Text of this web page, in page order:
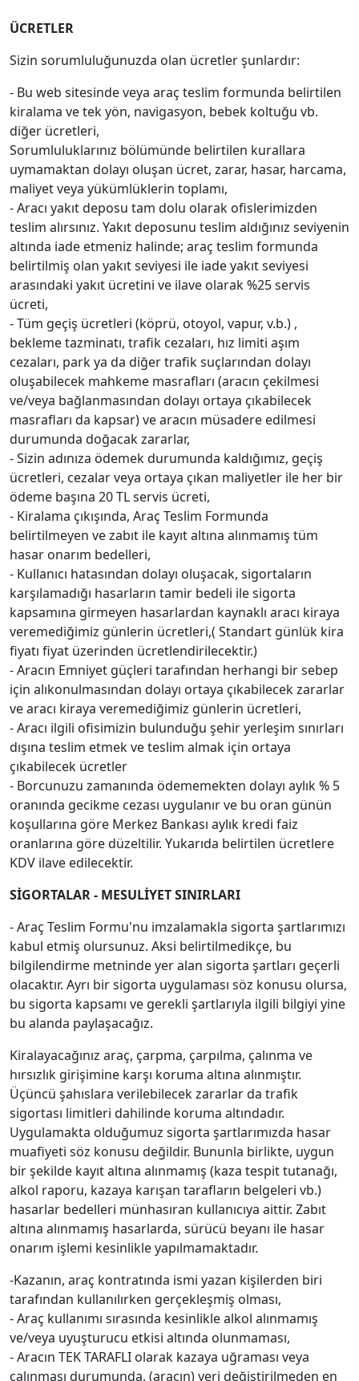
ÜCRETLER
Sizin sorumluluğunuzda olan ücretler şunlardır:
- Bu web sitesinde veya araç teslim formunda belirtilen
kiralama ve tek yön, navigasyon, bebek koltuğu vb.
diğer ücretleri,
Sorumluluklarınız bölümünde belirtilen kurallara
uymamaktan dolayı oluşan ücret, zarar, hasar, harcama,
maliyet veya yükümlüklerin toplamı,
- Aracı yakıt deposu tam dolu olarak ofislerimizden
teslim alırsınız. Yakıt deposunu teslim aldığınız seviyenin
altında iade etmeniz halinde; araç teslim formunda
belirtilmiş olan yakıt seviyesi ile iade yakıt seviyesi
arasındaki yakıt ücretini ve ilave olarak %25 servis
ücreti,
- Tüm geçiş ücretleri (köprü, otoyol, vapur, v.b.) ,
bekleme tazminatı, trafik cezaları, hız limiti aşım
cezaları, park ya da diğer trafik suçlarından dolayı
oluşabilecek mahkeme masrafları (aracın çekilmesi
ve/veya bağlanmasından dolayı ortaya çıkabilecek
masrafları da kapsar) ve aracın müsadere edilmesi
durumunda doğacak zararlar,
- Sizin adınıza ödemek durumunda kaldığımız, geçiş
ücretleri, cezalar veya ortaya çıkan maliyetler ile her bir
ödeme başına 20 TL servis ücreti,
- Kiralama çıkışında, Araç Teslim Formunda
belirtilmeyen ve zabıt ile kayıt altına alınmamış tüm
hasar onarım bedelleri,
- Kullanıcı hatasından dolayı oluşacak, sigortaların
karşılamadığı hasarların tamir bedeli ile sigorta
kapsamına girmeyen hasarlardan kaynaklı aracı kiraya
veremediğimiz günlerin ücretleri,( Standart günlük kira
fiyatı fiyat üzerinden ücretlendirilecektir.)
- Aracın Emniyet güçleri tarafından herhangi bir sebep
için alıkonulmasından dolayı ortaya çıkabilecek zararlar
ve aracı kiraya veremediğimiz günlerin ücretleri,
- Aracı ilgili ofisimizin bulunduğu şehir yerleşim sınırları
dışına teslim etmek ve teslim almak için ortaya
çıkabilecek ücretler
- Borcunuzu zamanında ödememekten dolayı aylık % 5
oranında gecikme cezası uygulanır ve bu oran günün
koşullarına göre Merkez Bankası aylık kredi faiz
oranlarına göre düzeltilir. Yukarıda belirtilen ücretlere
KDV ilave edilecektir.
SİGORTALAR - MESULİYET SINIRLARI
- Araç Teslim Formu'nu imzalamakla sigorta şartlarımızı
kabul etmiş olursunuz. Aksi belirtilmedikçe, bu
bilgilendirme metninde yer alan sigorta şartları geçerli
olacaktır. Ayrı bir sigorta uygulaması söz konusu olursa,
bu sigorta kapsamı ve gerekli şartlarıyla ilgili bilgiyi yine
bu alanda paylaşacağız.
Kiralayacağınız araç, çarpma, çarpılma, çalınma ve
hırsızlık girişimine karşı koruma altına alınmıştır.
Üçüncü şahıslara verilebilecek zararlar da trafik
sigortası limitleri dahilinde koruma altındadır.
Uygulamakta olduğumuz sigorta şartlarımızda hasar
muafiyeti söz konusu değildir. Bununla birlikte, uygun
bir şekilde kayıt altına alınmamış (kaza tespit tutanağı,
alkol raporu, kazaya karışan tarafların belgeleri vb.)
hasarlar bedelleri münhasıran kullanıcıya aittir. Zabıt
altına alınmamış hasarlarda, sürücü beyanı ile hasar
onarım işlemi kesinlikle yapılmamaktadır.
-Kazanın, araç kontratında ismi yazan kişilerden biri
tarafından kullanılırken gerçekleşmiş olması,
- Araç kullanımı sırasında kesinlikle alkol alınmamış
ve/veya uyuşturucu etkisi altında olunmaması,
- Aracın TEK TARAFLI olarak kazaya uğraması veya
çalınması durumunda, (aracın) yeri değiştirilmeden en